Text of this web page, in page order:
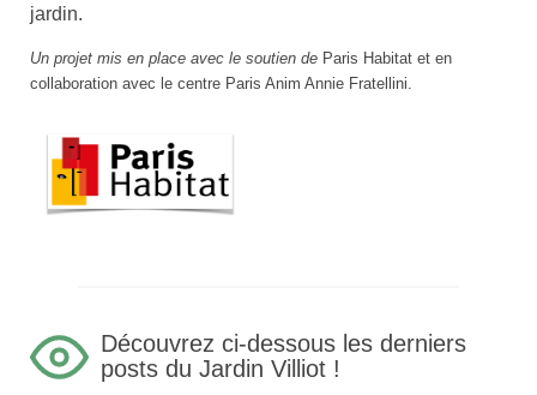
jardin.
Un projet mis en place avec le soutien de Paris Habitat et en
collaboration avec le centre Paris Anim Annie Fratellini.
Découvrez ci-dessous les derniers
posts du Jardin Villiot !